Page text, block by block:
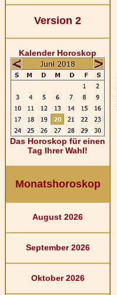
Version 2
Kalender Horoskop
Das Horoskop für einen
Tag Ihrer Wahl!
Monatshoroskop
August 2026
September 2026
Oktober 2026